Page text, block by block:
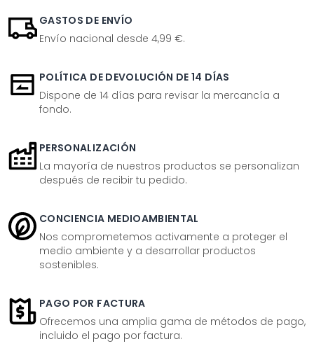
GASTOS DE ENVÍO
Envío nacional desde 4,99 €.
POLÍTICA DE DEVOLUCIÓN DE 14 DÍAS
Dispone de 14 días para revisar la mercancía a
fondo.
PERSONALIZACIÓN
La mayoría de nuestros productos se personalizan
después de recibir tu pedido.
CONCIENCIA MEDIOAMBIENTAL
Nos comprometemos activamente a proteger el
medio ambiente y a desarrollar productos
sostenibles.
PAGO POR FACTURA
Ofrecemos una amplia gama de métodos de pago,
incluido el pago por factura.